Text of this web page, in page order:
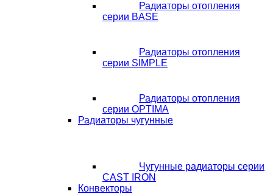
Радиаторы отопления
серии BASE
Радиаторы отопления
серии SIMPLE
Радиаторы отопления
серии OPTIMA
Радиаторы чугунные
Чугунные радиаторы серии
CAST IRON
Конвекторы